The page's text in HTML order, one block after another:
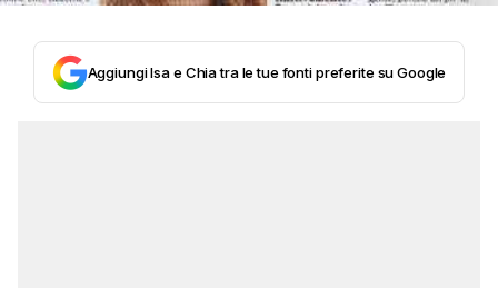
Aggiungi Isa e Chia tra le tue fonti preferite su Google